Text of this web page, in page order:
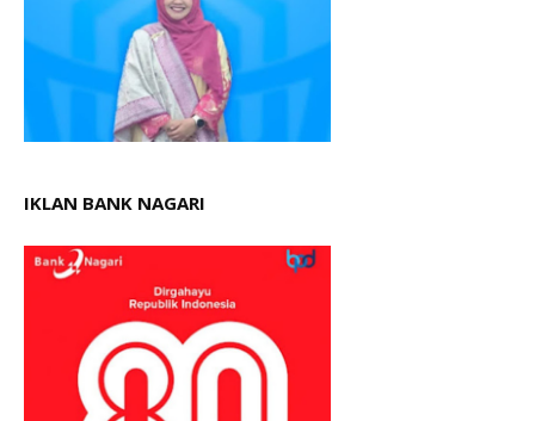
IKLAN BANK NAGARI